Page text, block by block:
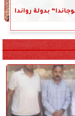
بدولة رواندا